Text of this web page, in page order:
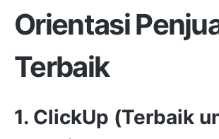
Orientasi
Terbaik
1. ClickUp (Terbaik